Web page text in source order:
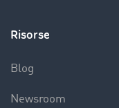
Risorse
Blog
Newsroom